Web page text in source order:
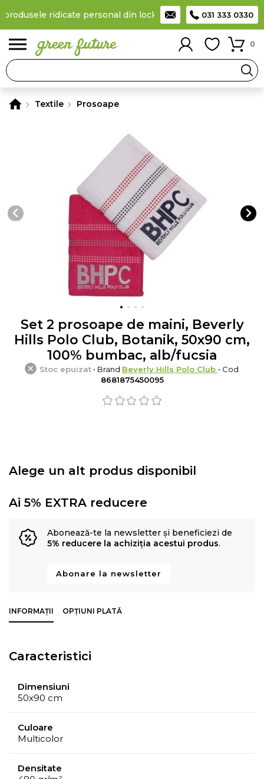
ridicate personal din locker Taxă de livrare 11,99
031 333 0330
0
Textile Prosoape
Set 2 prosoape de maini, Beverly
Hills Polo Club, Botanik, 50x90 cm,
100% bumbac, alb/fucsia
Stoc epuizat • Brand Beverly Hills Polo Club • Cod
8681875450095
Alege un alt produs disponibil
Ai 5% EXTRA reducere
Abonează-te la newsletter și beneficiezi de
5% reducere la achiziția acestui produs.
Abonare la newsletter
INFORMAȚII OPȚIUNI PLATĂ
Caracteristici
Dimensiuni
50x90 cm
Culoare
Multicolor
Densitate